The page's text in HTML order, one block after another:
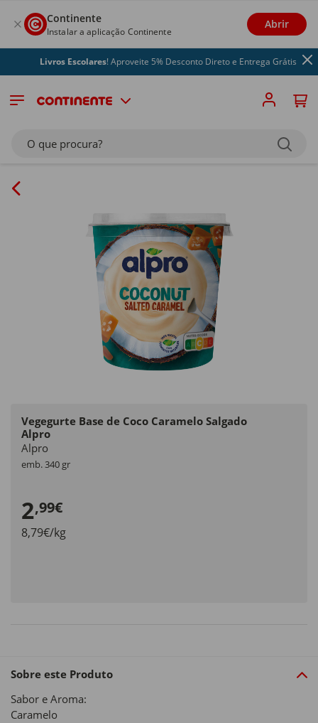
Continente
Instalar a aplicação Continente
Abrir
Livros Escolares! Aproveite 5% Desconto Direto e Entrega Grátis
O que procura?
Vegegurte Base de Coco Caramelo Salgado
Alpro
Alpro
emb. 340 gr
2,99€
8,79€/kg
Sobre este Produto
Sabor e Aroma:
Caramelo